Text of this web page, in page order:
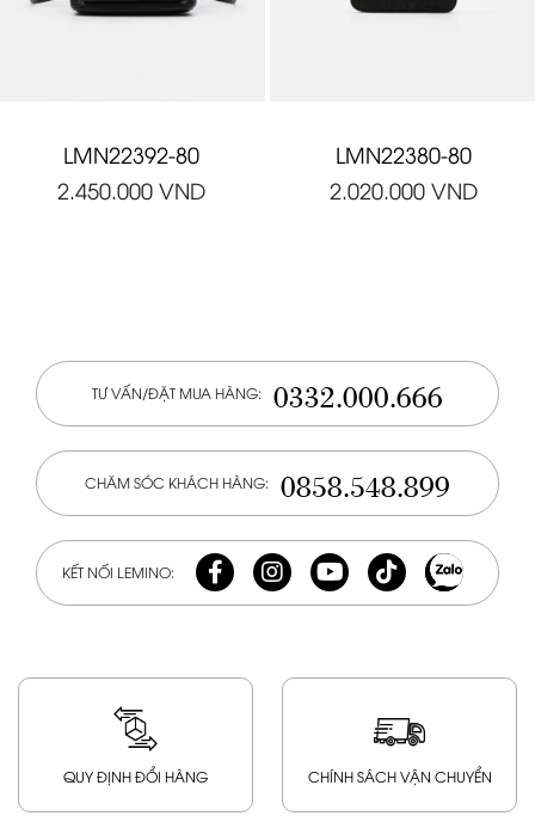
LMN22392-80
2.450.000 VND
LMN22380-80
2.020.000 VND
TƯ VẤN/ĐẶT MUA HÀNG: 0332.000.666
CHĂM SÓC KHÁCH HÀNG: 0858.548.899
KẾT NỐI LEMINO:
QUY ĐỊNH ĐỔI HÀNG CHÍNH SÁCH VẬN CHUYỂN